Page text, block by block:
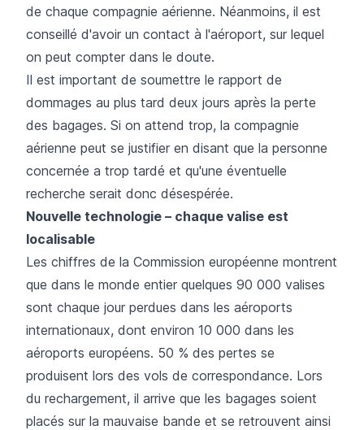
de chaque compagnie aérienne. Néanmoins, il est
conseillé d'avoir un contact à l'aéroport, sur lequel
on peut compter dans le doute.
Il est important de soumettre le rapport de
dommages au plus tard deux jours après la perte
des bagages. Si on attend trop, la compagnie
aérienne peut se justifier en disant que la personne
concernée a trop tardé et qu'une éventuelle
recherche serait donc désespérée.
Nouvelle technologie – chaque valise est
localisable
Les chiffres de la Commission européenne montrent
que dans le monde entier quelques 90 000 valises
sont chaque jour perdues dans les aéroports
internationaux, dont environ 10 000 dans les
aéroports européens. 50 % des pertes se
produisent lors des vols de correspondance. Lors
du rechargement, il arrive que les bagages soient
placés sur la mauvaise bande et se retrouvent ainsi